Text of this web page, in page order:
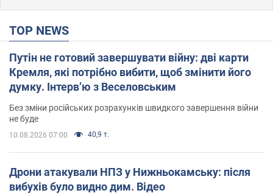
TOP NEWS
Путін не готовий завершувати війну: дві карти
Кремля, які потрібно вибити, щоб змінити його
думку. Інтерв’ю з Веселовським
Без зміни російських розрахунків швидкого завершення війни
не буде
10.08.2026 07:00 40,9 т.
Дрони атакували НПЗ у Нижньокамську: після
вибухів було видно дим. Відео